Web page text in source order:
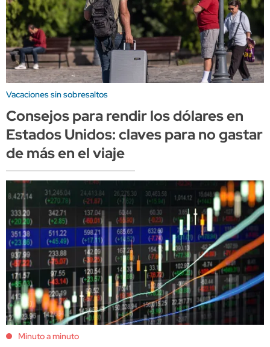
Vacaciones sin sobresaltos
Consejos para rendir los dólares en
Estados Unidos: claves para no gastar
de más en el viaje
Minuto a minuto